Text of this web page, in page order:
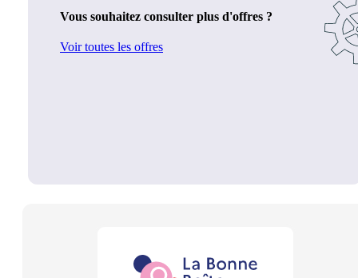
Vous souhaitez consulter plus d'offres ?
Voir toutes les offres